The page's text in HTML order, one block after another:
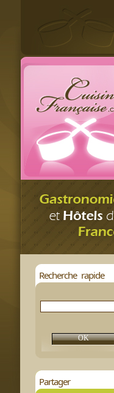
Recherche rapide
Partager